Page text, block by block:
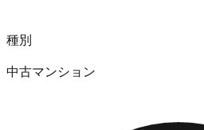
種別
中古マンション